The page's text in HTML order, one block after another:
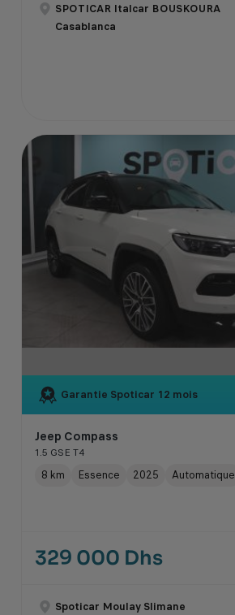
SPOTICAR Italcar BOUSKOURA
Casablanca
Garantie Spoticar 12 mois
Jeep Compass
1.5 GSE T4
8 km Essence 2025 Automatique
329 000 Dhs
Spoticar Moulay Slimane